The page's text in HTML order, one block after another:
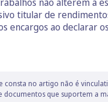
titular de
encargos ao declarar
consta no artigo não é
documentos que suportem a